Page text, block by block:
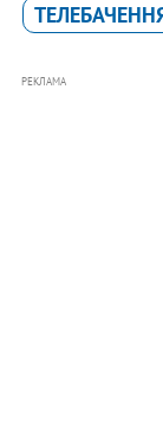
РЕКЛАМА